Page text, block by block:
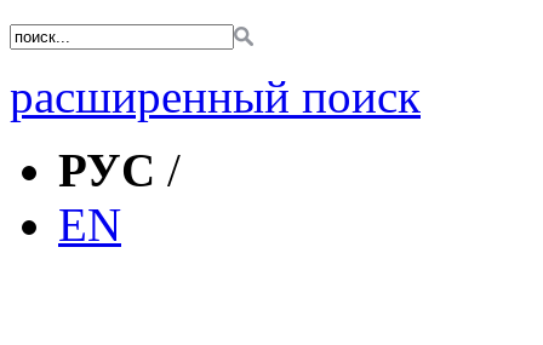
расширенный поиск
РУС /
EN